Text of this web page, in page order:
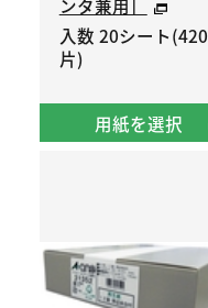
ンタ兼用］
入数 20シート(420
片)
用紙を選択